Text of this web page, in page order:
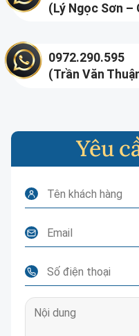
(Lý Ngọc Sơn –
0972.290.595
(Trần Văn
Yêu